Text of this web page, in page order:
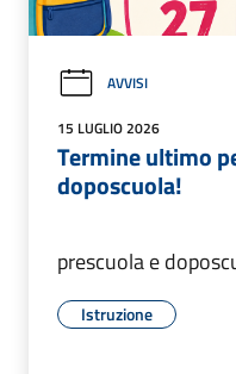
AVVISI
15 LUGLIO 2026
Termine ultimo
doposcuola!
prescuola e
Istruzione